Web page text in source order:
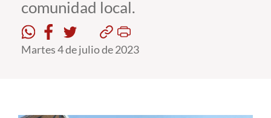
Estudiantes
Académicos
Funcionarios
comunidad local.
Martes 4 de julio de 2023